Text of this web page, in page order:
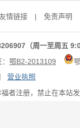
友情链接 | 免责声明
（周一至周五
鄂B2-2013109
营业执照
者注册，禁止在本站